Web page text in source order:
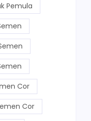
Pemula
Cor
Cor